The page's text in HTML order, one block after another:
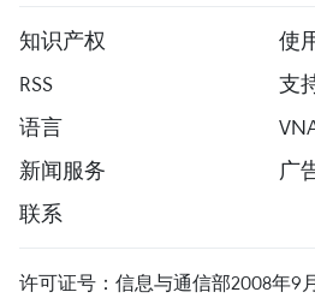
知识产权
使
RSS
支
语言
新闻服务
广
联系
许可证号：信息与通信部2008年9